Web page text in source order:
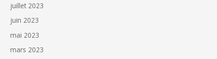
juillet 2023
juin 2023
mai 2023
mars 2023